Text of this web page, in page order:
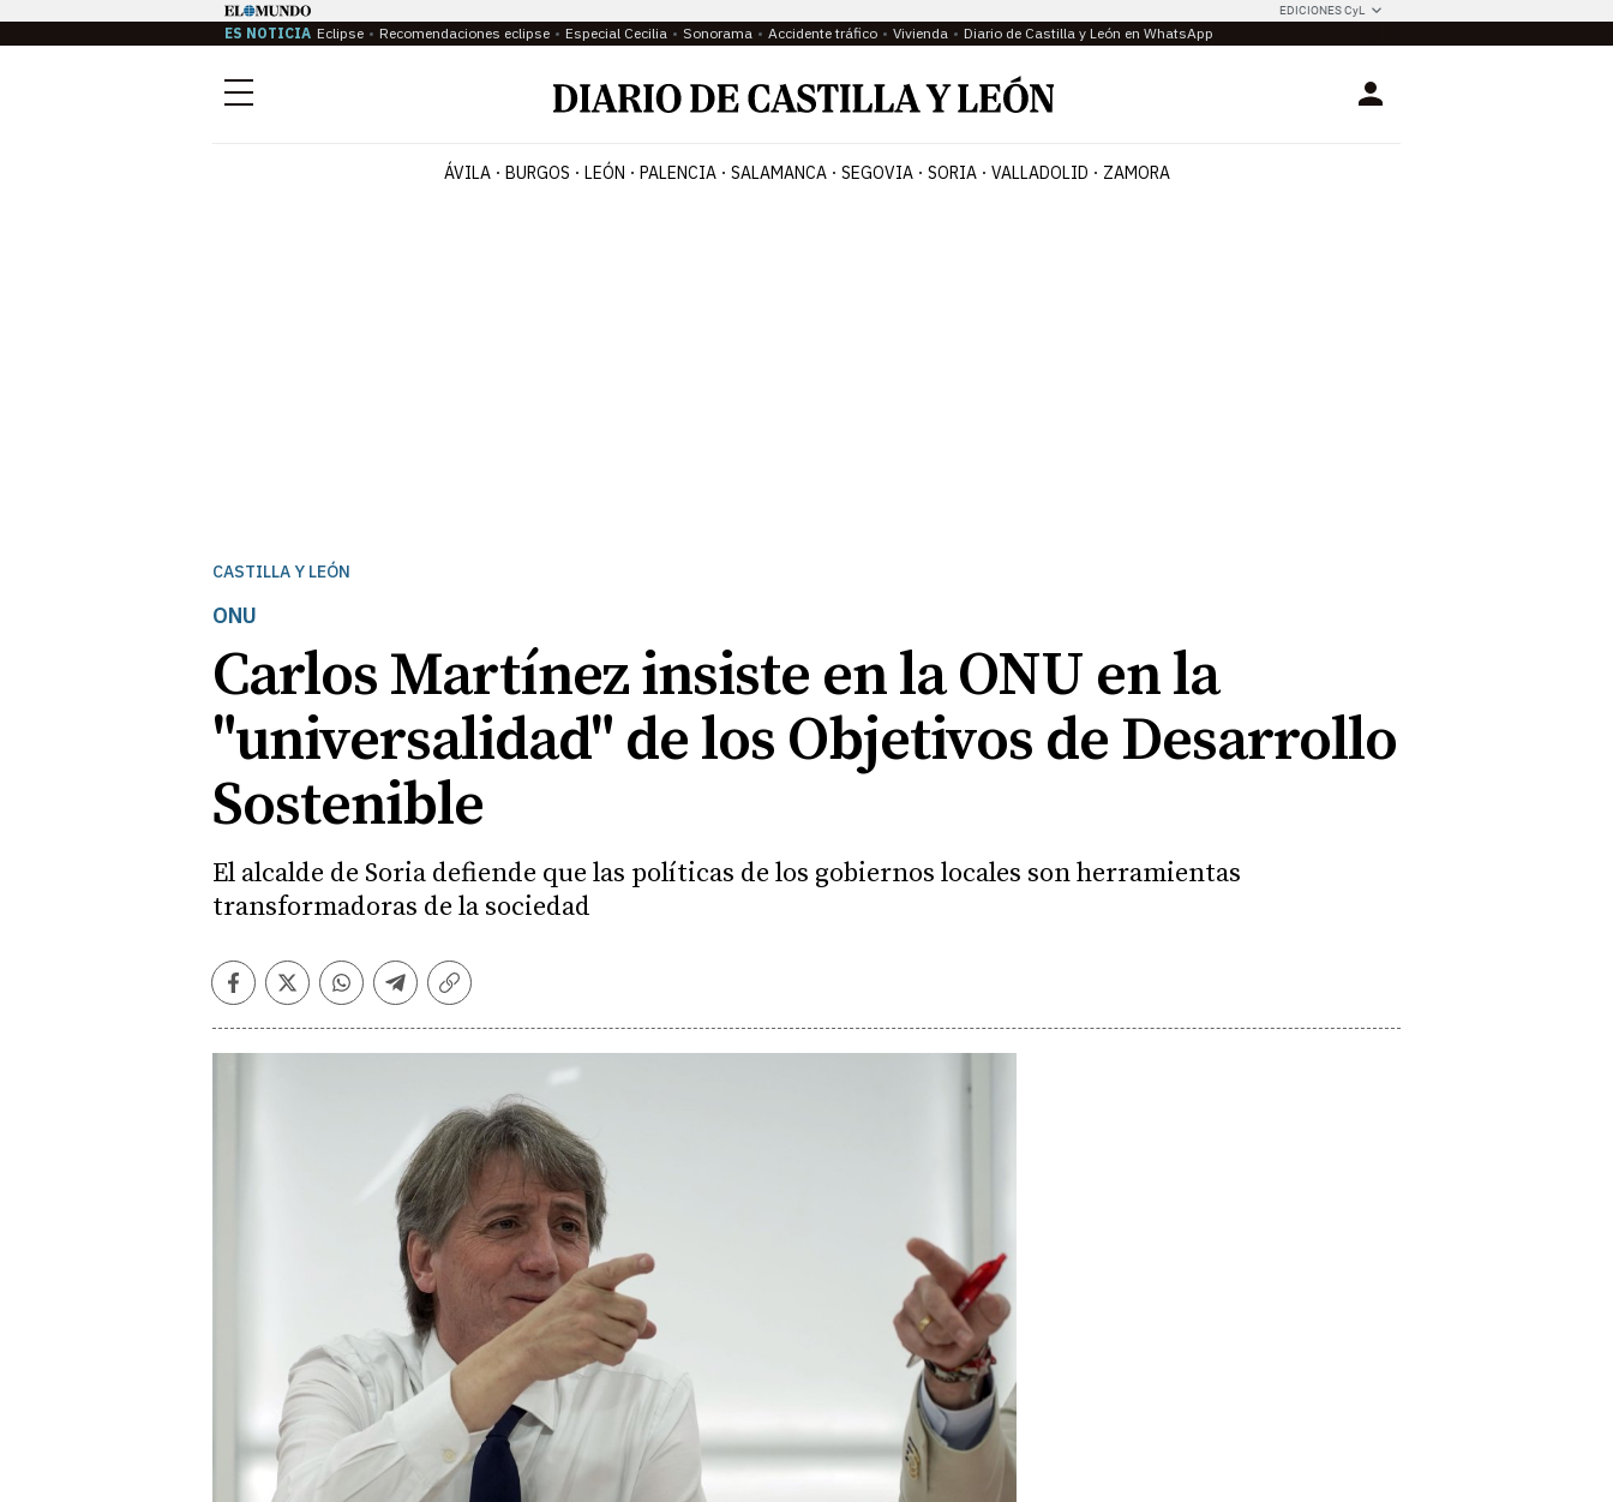
EDICIONES CyL
ES NOTICIA Eclipse Recomendaciones eclipse Especial Cecilia Sonorama Accidente tráfico Vivienda Diario de Castilla y León en WhatsApp
Menú Login
ÁVILA BURGOS LEÓN PALENCIA SALAMANCA SEGOVIA SORIA VALLADOLID ZAMORA
CASTILLA Y LEÓN
ONU
Carlos Martínez insiste en la ONU en la
"universalidad" de los Objetivos de Desarrollo
Sostenible
El alcalde de Soria defiende que las políticas de los gobiernos locales son herramientas
transformadoras de la sociedad
Facebook
TwitterWhatsapp
Telegram
Copiar